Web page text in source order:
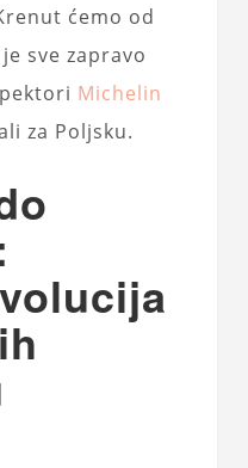
ćemo od
sve zapravo
Michelin
za Poljsku.